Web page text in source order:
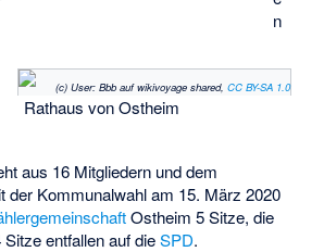
n
(c) User: Bbb auf wikivoyage shared, CC BY-SA 1.0
Rathaus von Ostheim
aus 16 Mitgliedern und dem
der Kommunalwahl am 15. März 2020
Ostheim 5 Sitze, die
Sitze entfallen auf dieSPD.